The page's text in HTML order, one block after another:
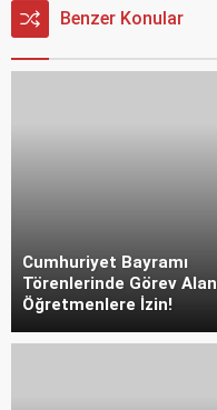
Benzer Konular
Cumhuriyet Bayramı
Törenlerinde Görev Alan
Öğretmenlere İzin!